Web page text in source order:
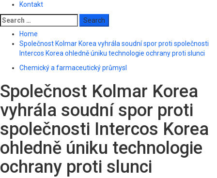
Kontakt
Search
for:
Home
Společnost Kolmar Korea vyhrála soudní spor proti společnosti
Intercos Korea ohledně úniku technologie ochrany proti slunci
Chemický a farmaceutický průmysl
Společnost Kolmar Korea
vyhrála soudní spor proti
společnosti Intercos Korea
ohledně úniku technologie
ochrany proti slunci